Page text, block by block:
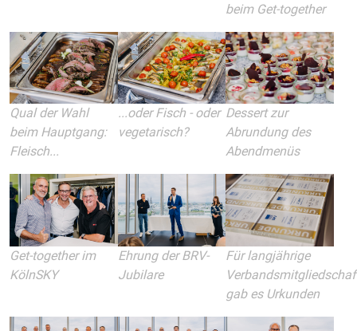
beim Get-together
Qual der Wahl
beim Hauptgang:
Fleisch...
...oder Fisch - oder
vegetarisch?
Dessert zur
Abrundung des
Abendmenüs
Get-together im
KölnSKY
Ehrung der BRV-
Jubilare
Für langjährige
gab es Urkunden